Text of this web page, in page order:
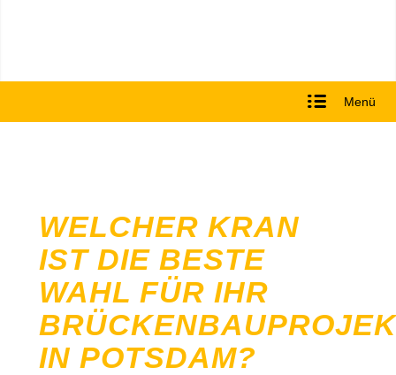
Menü
WELCHER KRAN
IST DIE BESTE
WAHL FÜR IHR
IN POTSDAM?